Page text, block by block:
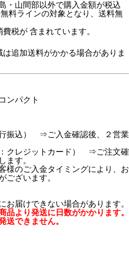
・山間部以外で購入金額が税込
料ラインの対象となり、送料無
税が 含まれています。
追加送料がかかる場合がありま
ンパクト
振込） ⇒ご入金確認後、２営業
：クレジットカード） ⇒ご注文確
ます。
様のご入金タイミングにより、お
ございます。
お届けできない場合があります。
品より発送に日数がかかります。
送できません。